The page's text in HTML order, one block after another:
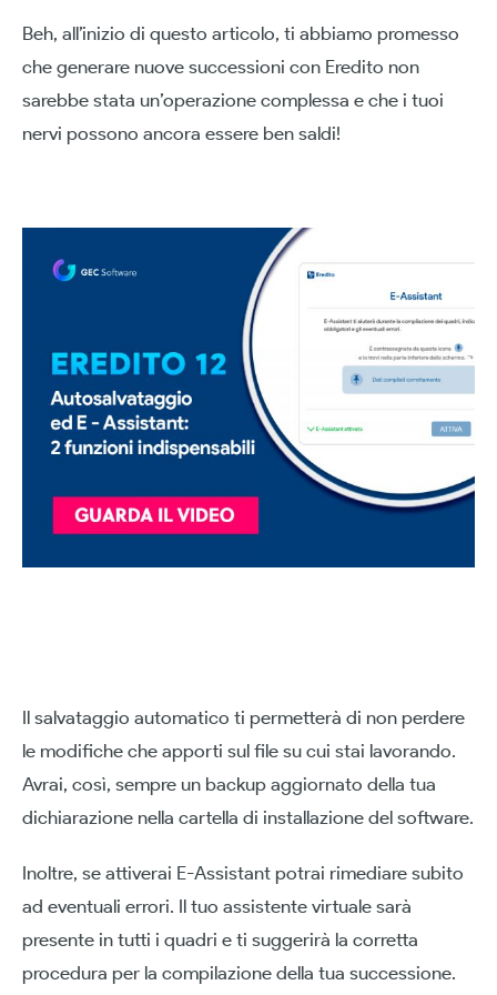
Beh, all’inizio di questo articolo, ti abbiamo promesso
che generare nuove successioni con Eredito non
sarebbe stata un’operazione complessa e che i tuoi
nervi possono ancora essere ben saldi!
Il salvataggio automatico ti permetterà di non perdere
le modifiche che apporti sul file su cui stai lavorando.
Avrai, così, sempre un backup aggiornato della tua
dichiarazione nella cartella di installazione del software.
Inoltre, se attiverai E-Assistant potrai rimediare subito
ad eventuali errori. Il tuo assistente virtuale sarà
presente in tutti i quadri e ti suggerirà la corretta
procedura per la compilazione della tua successione.